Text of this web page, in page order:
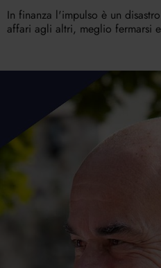
In finanza l'impulso è un
affari agli altri, meglio fermarsi